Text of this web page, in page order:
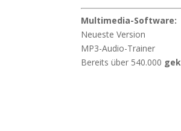
Multimedia-Software:
Neueste Version
MP3-Audio-Trainer
Bereits über 540.000